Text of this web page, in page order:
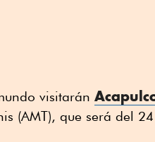
visitarán
(AMT), que será del